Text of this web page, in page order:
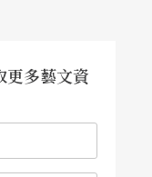
更多藝文資